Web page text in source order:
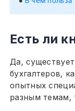
Есть ли
Да,
бухгалтеров,
опытных
разным темам,